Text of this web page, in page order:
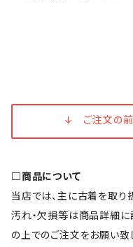
↓ ご注文の前
□商品について
当店では、主に古着を取り
汚れ・欠損等は商品詳細に
の上でのご注文をお願い致